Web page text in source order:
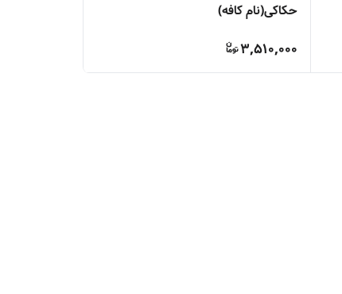
حکاکی(نام کافه)
3,510,000